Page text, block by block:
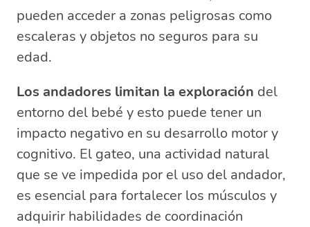
pueden acceder a zonas peligrosas como
escaleras y objetos no seguros para su
edad.
Los andadores limitan la exploración del
entorno del bebé y esto puede tener un
impacto negativo en su desarrollo motor y
cognitivo. El gateo, una actividad natural
que se ve impedida por el uso del andador,
es esencial para fortalecer los músculos y
adquirir habilidades de coordinación